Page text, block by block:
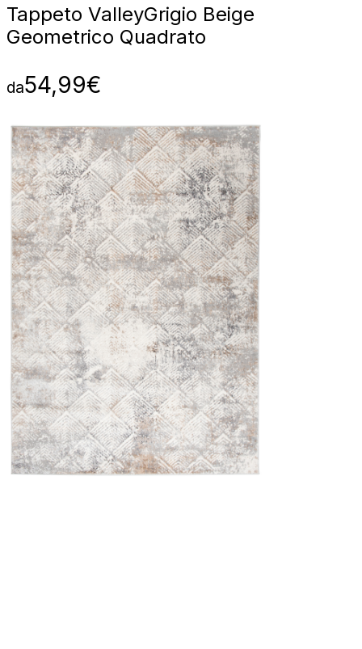
Tappeto ValleyGrigio Beige
Geometrico Quadrato
da54,99€